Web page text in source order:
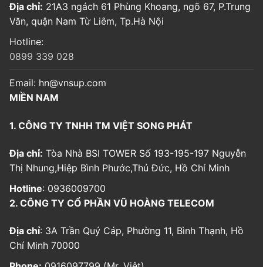
Địa chỉ: 21A3 ngách 61 Phùng Khoang, ngõ 67, P.Trung
Văn, quận Nam Từ Liêm, Tp.Hà Nội
Hotline:
0899 339 028
Email: hn@vnsup.com
MIỀN NAM
1. CÔNG TY TNHH TM VIỆT SONG PHÁT
Địa chỉ: Tòa Nhà BSI TOWER Số 193-195-197 Nguyễn
Thị Nhung,Hiệp Bình Phước,Thủ Đức, Hồ Chí Minh
Hotline: 0936009700
2. CÔNG TY CỔ PHẦN VŨ HOÀNG TELECOM
Địa chỉ: 3A Trần Quý Cáp, Phường 11, Bình Thạnh, Hồ
Chí Minh 70000